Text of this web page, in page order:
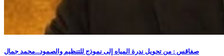
صفاقس : من تحويل ندرة المياه إلى نموذج للتنظيم والصمود...محمد جمال